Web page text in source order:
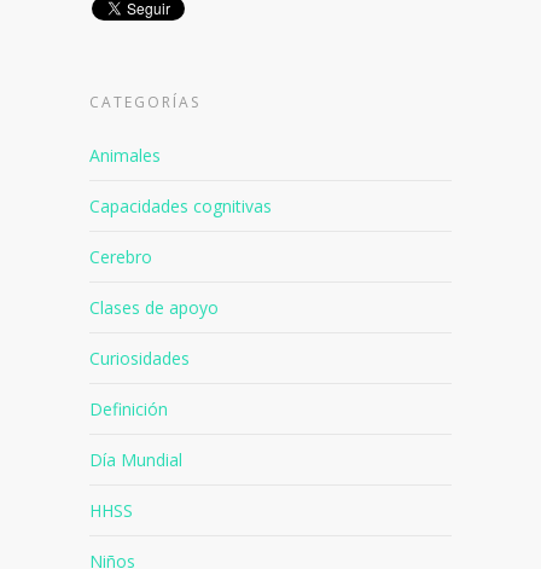
CATEGORÍAS
Animales
Capacidades cognitivas
Cerebro
Clases de apoyo
Curiosidades
Definición
Día Mundial
HHSS
Niños